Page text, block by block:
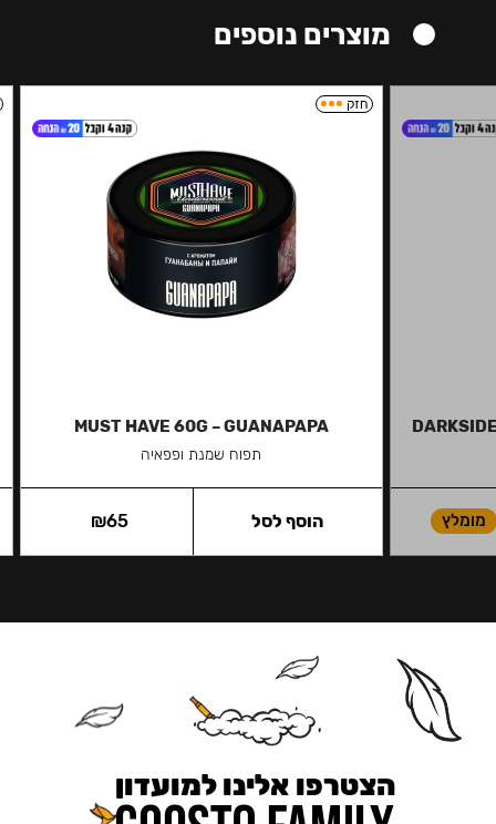
מוצרים נוספים
מומלץ
חזק
MUST HAVE 60G – GUANAPAPA
תפוח שמנת ופפאיה
₪65 הוסף לסל
הצטרפו אלינו למועדון